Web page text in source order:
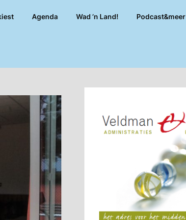
Agenda Wad ’n Land! Podcast&meer